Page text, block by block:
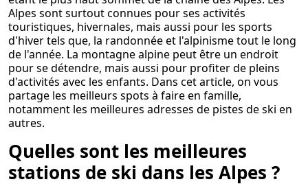
Alpes sont surtout connues pour ses activités
touristiques, hivernales, mais aussi pour les sports
d'hiver tels que, la randonnée et l'alpinisme tout le long
de l'année. La montagne alpine peut être un endroit
pour se détendre, mais aussi pour profiter de pleins
d'activités avec les enfants. Dans cet article, on vous
partage les meilleurs spots à faire en famille,
notamment les meilleures adresses de pistes de ski en
autres.
Quelles sont les meilleures
stations de ski dans les Alpes ?